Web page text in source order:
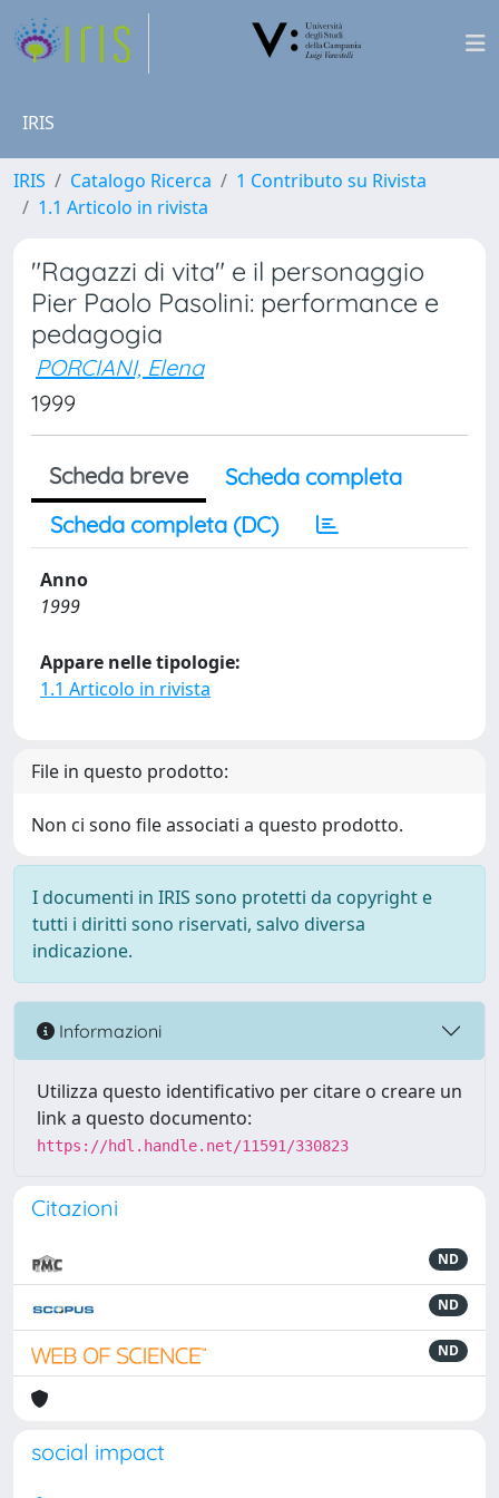
IRIS
IRIS Catalogo Ricerca
1 Contributo su Rivista
1.1 Articolo in rivista
"Ragazzi di vita" e il personaggio
Pier Paolo Pasolini: performance e
pedagogia
PORCIANI, Elena
1999
Scheda breve
Scheda completa
Scheda completa (DC)
Anno
1999
Appare nelle tipologie:
1.1 Articolo in rivista
File in questo prodotto:
Non ci sono file associati a questo prodotto.
I documenti in IRIS sono protetti da copyright e
tutti i diritti sono riservati, salvo diversa
indicazione.
Informazioni
Utilizza questo identificativo per citare o creare un
link a questo documento:
https://hdl.handle.net/11591/330823
Citazioni
ND
ND
ND
social impact